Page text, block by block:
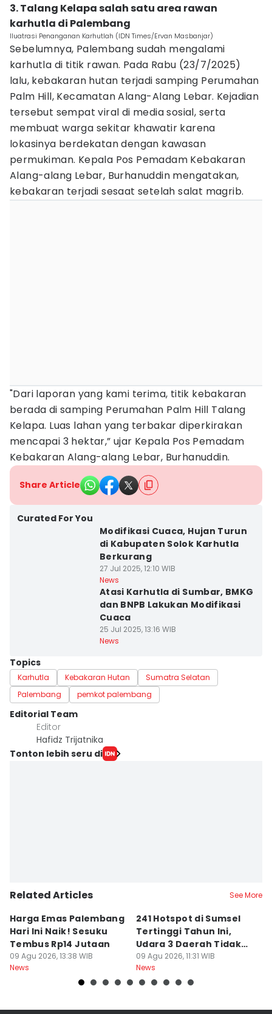
3. Talang Kelapa salah satu area rawan
karhutla di Palembang
Iluatrasi Penanganan Karhutlah (IDN Times/Ervan Masbanjar)
Sebelumnya, Palembang sudah mengalami
karhutla di titik rawan. Pada Rabu (23/7/2025)
lalu, kebakaran hutan terjadi samping Perumahan
Palm Hill, Kecamatan Alang-Alang Lebar. Kejadian
tersebut sempat viral di media sosial, serta
membuat warga sekitar khawatir karena
lokasinya berdekatan dengan kawasan
permukiman. Kepala Pos Pemadam Kebakaran
Alang-alang Lebar, Burhanuddin mengatakan,
kebakaran terjadi sesaat setelah salat magrib.
"Dari laporan yang kami terima, titik kebakaran
berada di samping Perumahan Palm Hill Talang
Kelapa. Luas lahan yang terbakar diperkirakan
mencapai 3 hektar,” ujar Kepala Pos Pemadam
Kebakaran Alang-alang Lebar, Burhanuddin.
Share Article
Curated For You
Modifikasi Cuaca, Hujan Turun
di Kabupaten Solok Karhutla
Berkurang
27 Jul 2025, 12:10 WIB
News
Atasi Karhutla di Sumbar, BMKG
dan BNPB Lakukan Modifikasi
Cuaca
25 Jul 2025, 13:16 WIB
News
Topics
Karhutla Kebakaran Hutan
Sumatra Selatan
Palembang
pemkot palembang
Editorial Team
Editor
Hafidz Trijatnika
Tonton lebih seru di
Related Articles See More
Harga Emas Palembang
Hari Ini Naik! Sesuku
Tembus Rp14 Jutaan
09 Agu 2026, 13:38 WIB
News
241 Hotspot di Sumsel
Tertinggi Tahun Ini,
Udara 3 Daerah Tidak
Sehat
09 Agu 2026, 11:31 WIB
News